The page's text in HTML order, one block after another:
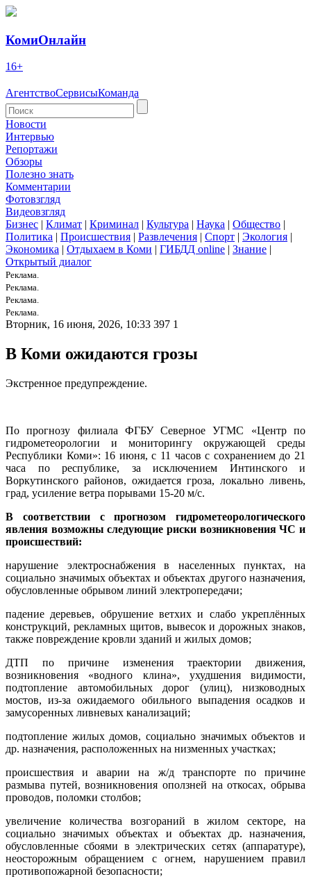
КомиОнлайн
16+
АгентствоСервисыКоманда
Новости
Интервью
Репортажи
Обзоры
Полезно знать
Комментарии
Фотовзгляд
Видеовзгляд
Бизнес | Климат | Криминал | Культура | Наука | Общество |
Политика | Происшествия | Развлечения | Спорт | Экология |
Экономика | Отдыхаем в Коми | ГИБДД online | Знание |
Открытый диалог
Реклама.
Реклама.
Реклама.
Реклама.
Вторник, 16 июня, 2026, 10:33 397 1
В Коми ожидаются грозы
Экстренное предупреждение.
По прогнозу филиала ФГБУ Северное УГМС «Центр по
гидрометеорологии и мониторингу окружающей среды
Республики Коми»: 16 июня, с 11 часов с сохранением до 21
часа по республике, за исключением Интинского и
Воркутинского районов, ожидается гроза, локально ливень,
град, усиление ветра порывами 15-20 м/с.
В соответствии с прогнозом гидрометеорологического
явления возможны следующие риски возникновения ЧС и
происшествий:
нарушение электроснабжения в населенных пунктах, на
социально значимых объектах и объектах другого назначения,
обусловленные обрывом линий электропередачи;
падение деревьев, обрушение ветхих и слабо укреплённых
конструкций, рекламных щитов, вывесок и дорожных знаков,
также повреждение кровли зданий и жилых домов;
ДТП по причине изменения траектории движения,
возникновения «водного клина», ухудшения видимости,
подтопление автомобильных дорог (улиц), низководных
мостов, из-за ожидаемого обильного выпадения осадков и
замусоренных ливневых канализаций;
подтопление жилых домов, социально значимых объектов и
др. назначения, расположенных на низменных участках;
происшествия и аварии на ж/д транспорте по причине
размыва путей, возникновения оползней на откосах, обрыва
проводов, поломки столбов;
увеличение количества возгораний в жилом секторе, на
социально значимых объектах и объектах др. назначения,
обусловленные сбоями в электрических сетях (аппаратуре),
неосторожным обращением с огнем, нарушением правил
противопожарной безопасности;